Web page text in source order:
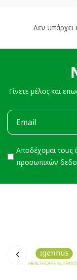
Δεν υπάρχει
Γίνετε μέλος και
Αποδέχομαι τους
προσωπικών